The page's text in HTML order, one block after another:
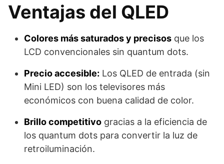
Ventajas del QLED
Colores más saturados y precisos que los
LCD convencionales sin quantum dots.
Precio accesible: Los QLED de entrada (sin
Mini LED) son los televisores más
económicos con buena calidad de color.
Brillo competitivo gracias a la eficiencia de
los quantum dots para convertir la luz de
retroiluminación.